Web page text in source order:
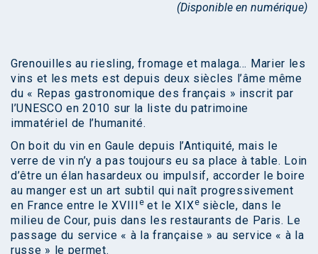
(Disponible en numérique)
Grenouilles au riesling, fromage et malaga… Marier les
vins et les mets est depuis deux siècles l’âme même
du « Repas gastronomique des français » inscrit par
l’UNESCO en 2010 sur la liste du patrimoine
immatériel de l’humanité.
On boit du vin en Gaule depuis l’Antiquité, mais le
verre de vin n’y a pas toujours eu sa place à table. Loin
d’être un élan hasardeux ou impulsif, accorder le boire
au manger est un art subtil qui naît progressivement
en France entre le XVIII
e et le XIXe siècle, dans le
milieu de Cour, puis dans les restaurants de Paris. Le
passage du service « à la française » au service « à la
russe » le permet.